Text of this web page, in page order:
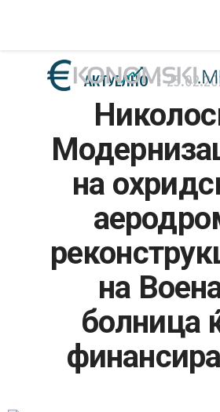
АКТУЕЛНО
ЕКОНОМИЈА
ФИНАНСИИ
БАНКАРСТВО
ЖИВОТ
МОЗАИК
АКТУЕЛНО
на
на
болница